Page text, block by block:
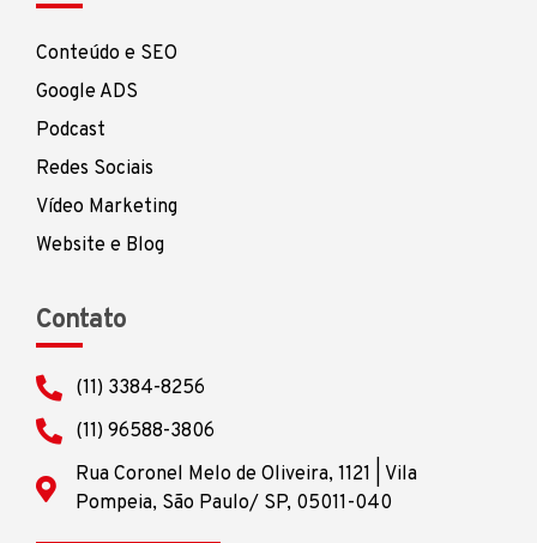
Conteúdo e SEO
Google ADS
Podcast
Redes Sociais
Vídeo Marketing
Website e Blog
Contato
(11) 3384-8256
(11) 96588-3806
Rua Coronel Melo de Oliveira, 1121 | Vila
Pompeia, São Paulo/ SP, 05011-040